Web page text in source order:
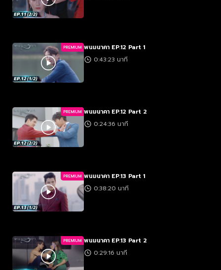
PREMIUM พนมนาคา EP.12 Part 1
0:43:23 นาที
PREMIUM พนมนาคา EP.12 Part 2
0:24:36 นาที
PREMIUM พนมนาคา EP.13 Part 1
0:38:20 นาที
PREMIUM พนมนาคา EP.13 Part 2
0:29:16 นาที